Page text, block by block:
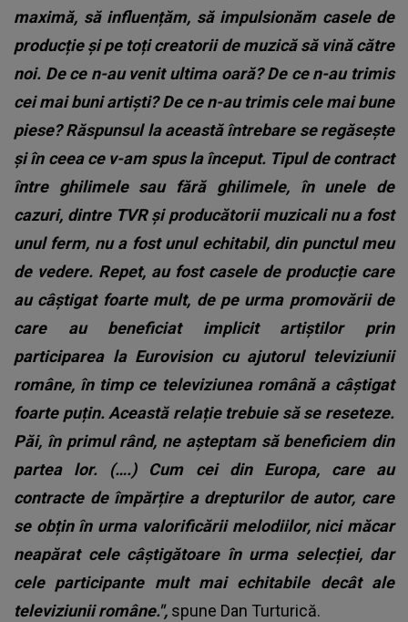
maximă, să influențăm, să impulsionăm casele de
producție și pe toți creatorii de muzică să vină către
noi. De ce n-au venit ultima oară? De ce n-au trimis
cei mai buni artiști? De ce n-au trimis cele mai bune
piese? Răspunsul la această întrebare se regăsește
și în ceea ce v-am spus la început. Tipul de contract
între ghilimele sau fără ghilimele, în unele de
cazuri, dintre TVR și producătorii muzicali nu a fost
unul ferm, nu a fost unul echitabil, din punctul meu
de vedere. Repet, au fost casele de producție care
au câștigat foarte mult, de pe urma promovării de
care au beneficiat implicit artiștilor prin
participarea la Eurovision cu ajutorul televiziunii
române, în timp ce televiziunea română a câștigat
foarte puțin. Această relație trebuie să se reseteze.
Păi, în primul rând, ne așteptam să beneficiem din
partea lor. (….) Cum cei din Europa, care au
contracte de împărțire a drepturilor de autor, care
se obțin în urma valorificării melodiilor, nici măcar
neapărat cele câștigătoare în urma selecției, dar
cele participante mult mai echitabile decât ale
televiziunii române.", spune Dan Turturică.